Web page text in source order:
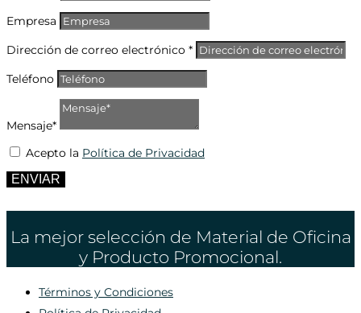
Empresa
Dirección de correo electrónico *
Teléfono
Mensaje*
Acepto la Política de Privacidad
ENVIAR
La mejor selección de Material de Oficina
y Producto Promocional.
Términos y Condiciones